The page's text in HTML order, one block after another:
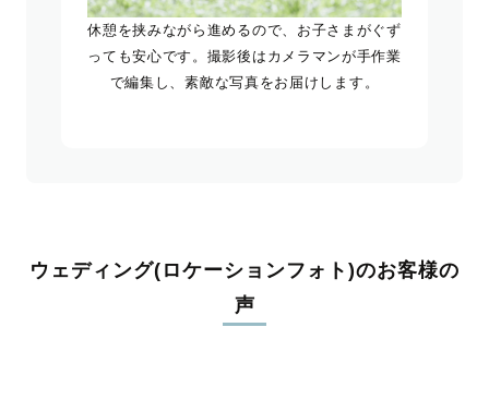
休憩を挟みながら進めるので、お子さまがぐず
っても安心です。撮影後はカメラマンが手作業
で編集し、素敵な写真をお届けします。
ウェディング(ロケーションフォト)のお客様の
声